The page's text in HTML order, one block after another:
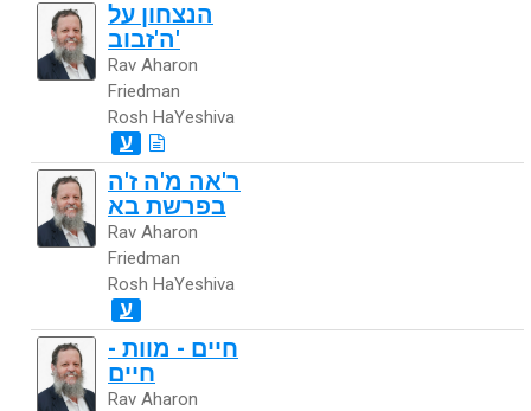
הנצחון על
ה'זבוב'
Rav Aharon
Friedman
Rosh HaYeshiva
ע
ר'אה מ'ה ז'ה
בפרשת בא
Rav Aharon
Friedman
Rosh HaYeshiva
ע
חיים - מוות -
חיים
Rav Aharon